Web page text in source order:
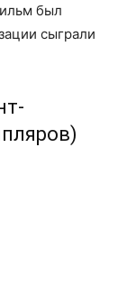
был
сыграли